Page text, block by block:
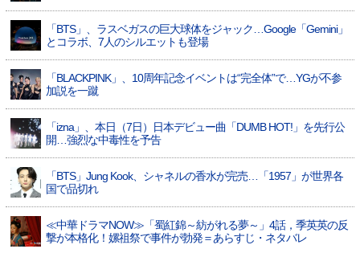
「BTS」、ラスベガスの巨大球体をジャック…Google「Gemini」
とコラボ、7人のシルエットも登場
「BLACKPINK」、10周年記念イベントは“完全体”で…YGが不参
加説を一蹴
「izna」、本日（7日）日本デビュー曲「DUMB HOT!」を先行公
開…強烈な中毒性を予告
「BTS」Jung Kook、シャネルの香水が完売…「1957」が世界各
国で品切れ
≪中華ドラマNOW≫「蜀紅錦～紡がれる夢～」4話，季英英の反
撃が本格化！嫘祖祭で事件が勃発＝あらすじ・ネタバレ